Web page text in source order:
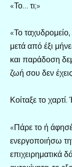
«Το… τι;»
«Το
μετά από έξι
και παράδοση
ζωή σου δεν
Κοίταξε το
«Πάρε το ή
ενεργοποιήσω
επιχειρηματικά